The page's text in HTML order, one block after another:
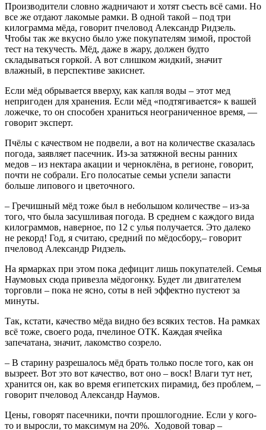
Производители словно жадничают и хотят съесть всё сами. Но
все же отдают лакомые рамки. В одной такой – под три
килограмма мёда, говорит пчеловод Александр Ридзель.
Чтобы так же вкусно было уже покупателям зимой, простой
тест на текучесть. Мёд, даже в жару, должен будто
складываться горкой. А вот слишком жидкий, значит
влажный, в перспективе закиснет.
Если мёд обрывается вверху, как капля воды – этот мед
непригоден для хранения. Если мёд «подтягивается» к вашей
ложечке, то он способен храниться неограниченное время, —
говорит эксперт.
Пчёлы с качеством не подвели, а вот на количестве сказалась
погода, заявляет пасечник. Из-за затяжной весны ранних
медов – из нектара акации и черноклёна, в регионе, говорит,
почти не собрали. Его полосатые семьи успели запасти
больше липового и цветочного.
– Гречишный мёд тоже был в небольшом количестве – из-за
того, что была засушливая погода. В среднем с каждого вида
килограммов, наверное, по 12 с улья получается. Это далеко
не рекорд! Год, я считаю, средний по мёдосбору,– говорит
пчеловод Александр Ридзель.
На ярмарках при этом пока дефицит лишь покупателей. Семья
Наумовых сюда привезла мёдогонку. Будет ли двигателем
торговли – пока не ясно, соты в ней эффектно пустеют за
минуты.
Так, кстати, качество мёда видно без всяких тестов. На рамках
всё тоже, своего рода, пчелиное ОТК. Каждая ячейка
запечатана, значит, лакомство созрело.
– В старину разрешалось мёд брать только после того, как он
вызреет. Вот это вот качество, вот оно – воск! Влаги тут нет,
хранится он, как во время египетских пирамид, без проблем, –
говорит пчеловод Александр Наумов.
Цены, говорят пасечники, почти прошлогодние. Если у кого-
то и выросли, то максимум на 20%. Ходовой товар –